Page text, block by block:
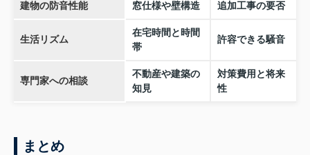
建物の防音性能 窓仕様や壁構造 追加工事の要否
生活リズム
在宅時間と時間
帯
許容できる騒音
専門家への相談
不動産や建築の
知見
対策費用と将来
性
まとめ